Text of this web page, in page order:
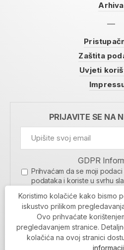
Arhiva
Zaštita
Uvjeti
PRIJAVITE SE NA
GDPR
Prihvaćam da se moji
podataka i koriste u svrhu
MOJARIJEKA
PRIJAVI
Koristimo kolačiće kako bismo
iskustvo prilikom
Ovo prihvaćate
pregledavanjem stranice.
kolačića na ovoj stranici